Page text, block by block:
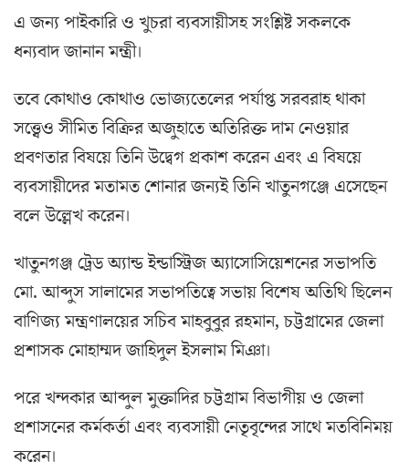
এ জন্য পাইকারি ও খুচরা ব্যবসায়ীসহ সংশ্লিষ্ট সকলকে
ধন্যবাদ জানান মন্ত্রী।
তবে কোথাও কোথাও ভোজ্যতেলের পর্যাপ্ত সরবরাহ থাকা
সত্ত্বেও সীমিত বিক্রির অজুহাতে অতিরিক্ত দাম নেওয়ার
প্রবণতার বিষয়ে তিনি উদ্বেগ প্রকাশ করেন এবং এ বিষয়ে
ব্যবসায়ীদের মতামত শোনার জন্যই তিনি খাতুনগঞ্জে এসেছেন
বলে উল্লেখ করেন।
খাতুনগঞ্জ ট্রেড অ্যান্ড ইন্ডাস্ট্রিজ অ্যাসোসিয়েশনের সভাপতি
মো. আব্দুস সালামের সভাপতিত্বে সভায় বিশেষ অতিথি ছিলেন
বাণিজ্য মন্ত্রণালয়ের সচিব মাহবুবুর রহমান, চট্টগ্রামের জেলা
প্রশাসক মোহাম্মদ জাহিদুল ইসলাম মিঞা।
পরে খন্দকার আব্দুল মুক্তাদির চট্টগ্রাম বিভাগীয় ও জেলা
প্রশাসনের কর্মকর্তা এবং ব্যবসায়ী নেতৃবৃন্দের সাথে মতবিনিময়
করেন।